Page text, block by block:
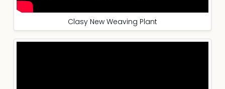
Clasy New Weaving Plant